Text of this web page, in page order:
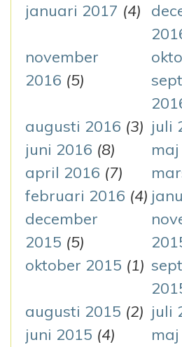
januari 2017 (4)
november
2016 (5)
augusti 2016 (3) juli
juni 2016 (8)
april 2016 (7)
februari 2016 (4)
december
2015 (5)
oktober 2015 (1)
augusti 2015 (2) juli
juni 2015 (4)